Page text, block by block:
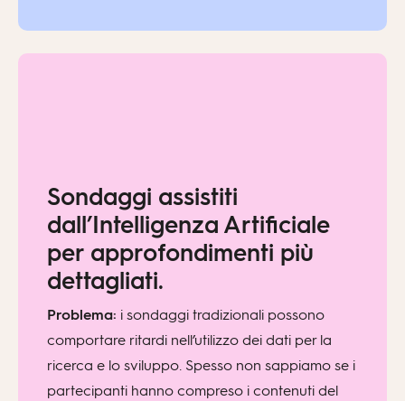
Sondaggi assistiti
dall’Intelligenza Artificiale
per approfondimenti più
dettagliati.
Problema: i sondaggi tradizionali possono
comportare ritardi nell’utilizzo dei dati per la
ricerca e lo sviluppo. Spesso non sappiamo se i
partecipanti hanno compreso i contenuti del